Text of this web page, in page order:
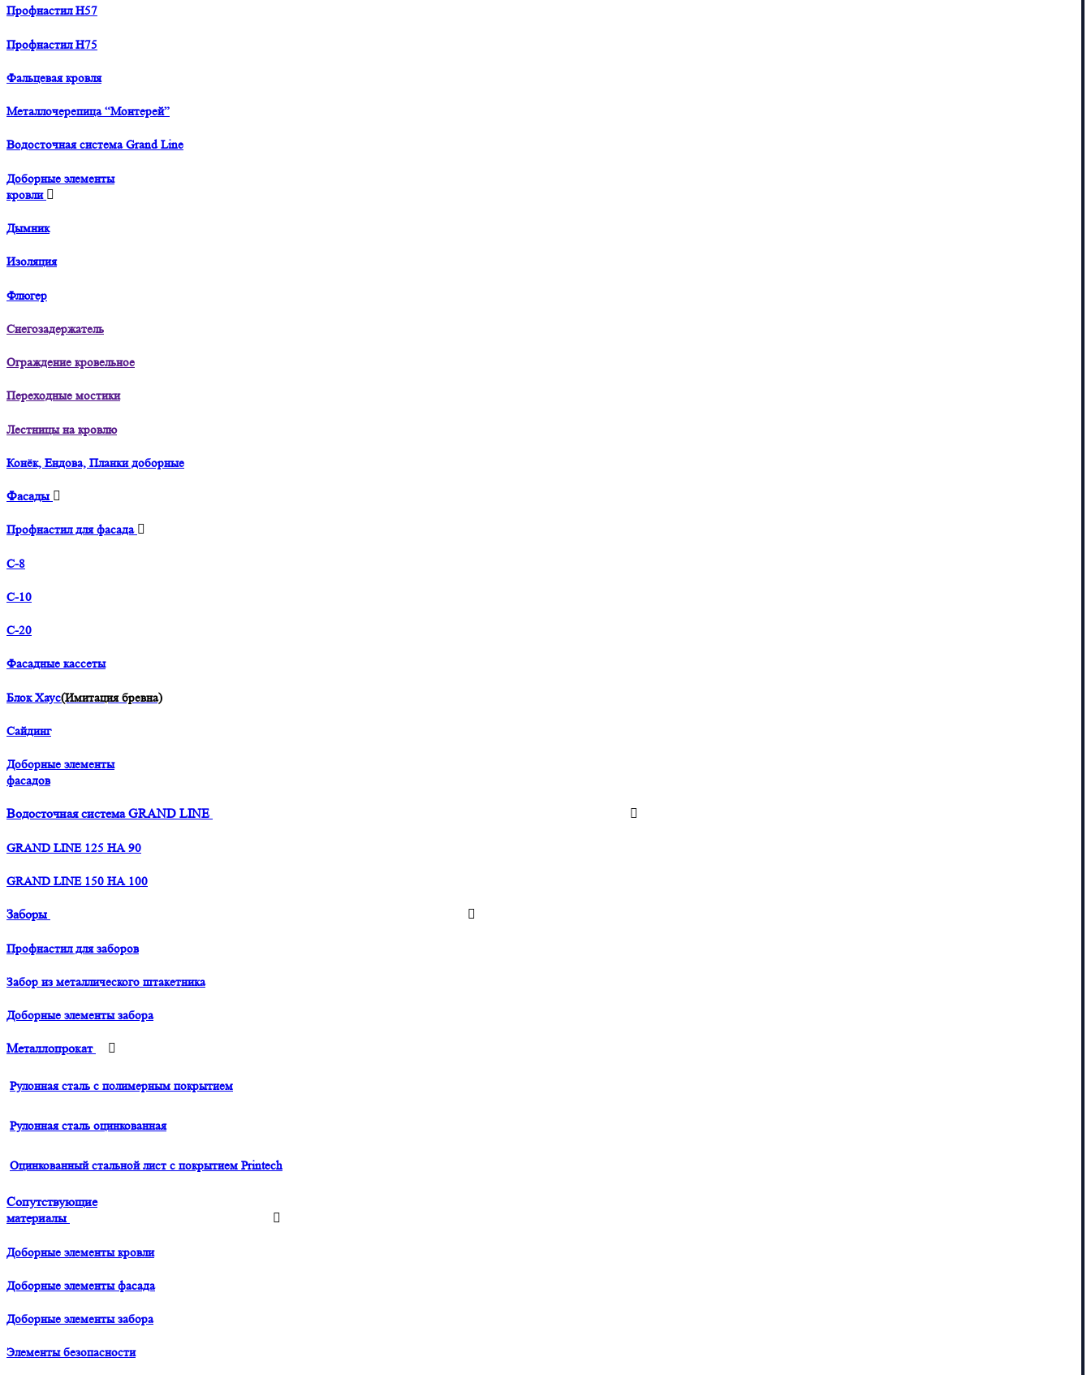
Профнастил H57
Профнастил H75
Фальцевая кровля
Металлочерепица “Монтерей”
Водосточная система Grand Line
Доборные элементы
кровли
Дымник
Изоляция
Флюгер
Снегозадержатель
Ограждение кровельное
Переходные мостики
Лестницы на кровлю
Конёк, Ендова, Планки доборные
Фасады
Профнастил для фасада
С-8
С-10
С-20
Фасадные кассеты
Блок Хаус(Имитация бревна)
Сайдинг
Доборные элементы
фасадов
Водосточная система GRAND LINE
GRAND LINE 125 НА 90
GRAND LINE 150 НА 100
Заборы
Профнастил для заборов
Забор из металлического штакетника
Доборные элементы забора
Металлопрокат
Рулонная сталь с полимерным покрытием
Рулонная сталь оцинкованная
Оцинкованный стальной лист с покрытием Printech
Сопутствующие
материалы
Доборные элементы кровли
Доборные элементы фасада
Доборные элементы забора
Элементы безопасности